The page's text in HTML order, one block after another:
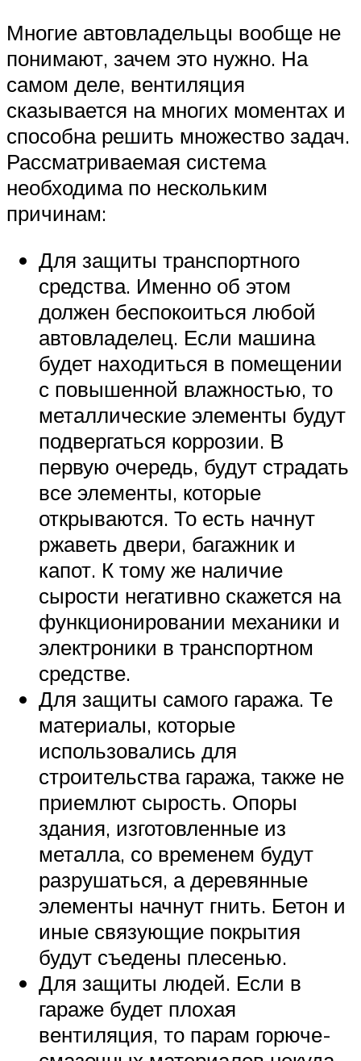
Многие автовладельцы вообще не
понимают, зачем это нужно. На
самом деле, вентиляция
сказывается на многих моментах и
способна решить множество задач.
Рассматриваемая система
необходима по нескольким
причинам:
Для защиты транспортного
средства. Именно об этом
должен беспокоиться любой
автовладелец. Если машина
будет находиться в помещении
с повышенной влажностью, то
металлические элементы будут
подвергаться коррозии. В
первую очередь, будут страдать
все элементы, которые
открываются. То есть начнут
ржаветь двери, багажник и
капот. К тому же наличие
сырости негативно скажется на
функционировании механики и
электроники в транспортном
средстве.
Для защиты самого гаража. Те
материалы, которые
использовались для
строительства гаража, также не
приемлют сырость. Опоры
здания, изготовленные из
металла, со временем будут
разрушаться, а деревянные
элементы начнут гнить. Бетон и
иные связующие покрытия
будут съедены плесенью.
Для защиты людей. Если в
гараже будет плохая
вентиляция, то парам горюче-